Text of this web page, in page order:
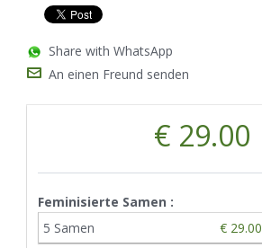
Share with WhatsApp
An einen Freund senden
€ 29.00
Feminisierte Samen :
5 Samen
€ 29.00